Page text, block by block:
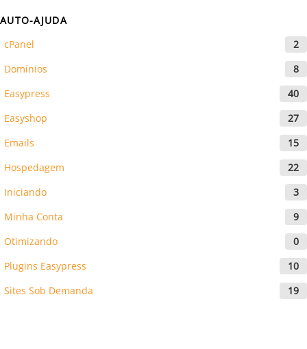
AUTO-AJUDA
cPanel
2
Domínios
8
Easypress
40
Easyshop
27
Emails
15
Hospedagem
22
Iniciando
3
Minha Conta
9
Otimizando
0
Plugins Easypress
10
Sites Sob Demanda
19